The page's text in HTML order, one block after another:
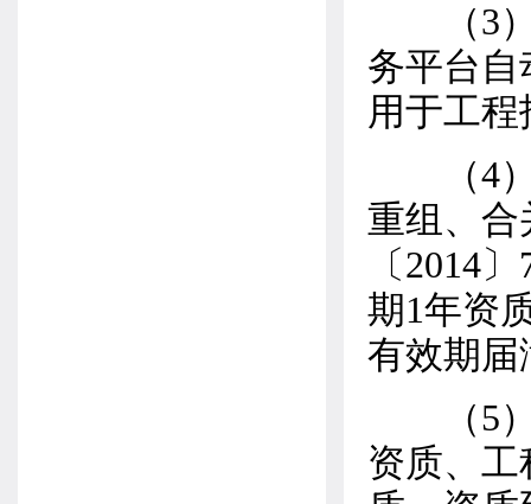
（3）
务平台
用于工
（4）
重组、合
〔2014
期1年资
有效期届
（5）
资质、